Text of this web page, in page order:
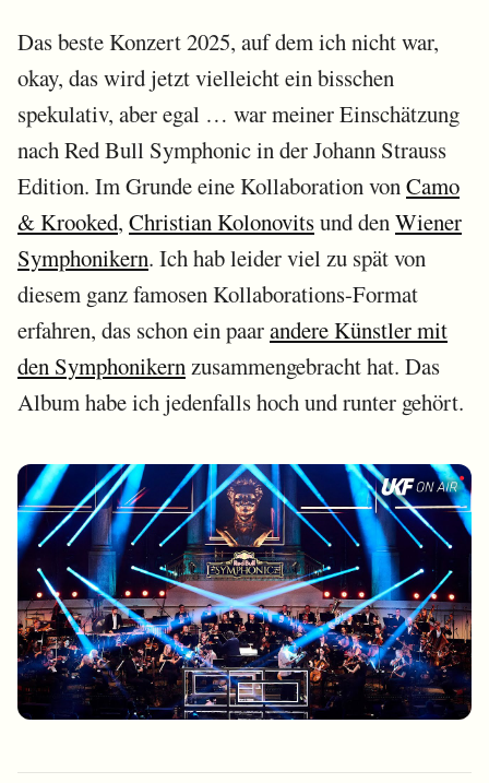
Das beste Konzert 2025, auf dem ich nicht war,
okay, das wird jetzt vielleicht ein bisschen
spekulativ, aber egal … war meiner Einschätzung
nach Red Bull Symphonic in der Johann Strauss
Edition. Im Grunde eine Kollaboration vonCamo
& Krooked, Christian Kolonovitsund denWiener
Symphonikern. Ich hab leider viel zu spät von
diesem ganz famosen Kollaborations-Format
erfahren, das schon ein paarandere Künstler mit
den Symphonikernzusammengebracht hat. Das
Album habe ich jedenfalls hoch und runter gehört.